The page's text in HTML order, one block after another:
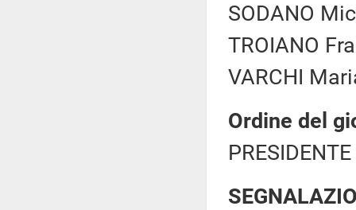
SODANO
TROIANO
VARCHI
Ordine del